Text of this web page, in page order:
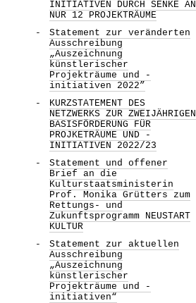
INITIATIVEN DURCH SENKE AN
NUR 12 PROJEKTRÄUME
Statement zur veränderten
Ausschreibung
„Auszeichnung
künstlerischer
Projekträume und -
initiativen 2022”
KURZSTATEMENT DES
NETZWERKS ZUR ZWEIJÄHRIGEN
BASISFÖRDERUNG FÜR
PROJKETRÄUME UND -
INITIATIVEN 2022/23
Statement und offener
Brief an die
Kulturstaatsministerin
Prof. Monika Grütters zum
Rettungs- und
Zukunftsprogramm NEUSTART
KULTUR
Statement zur aktuellen
Ausschreibung
„Auszeichnung
künstlerischer
Projekträume und -
initiativen“